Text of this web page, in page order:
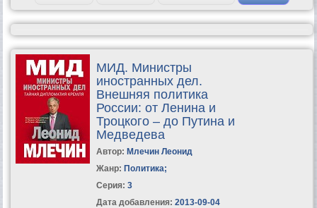
МИД. Министры
иностранных дел.
Внешняя политика
России: от Ленина и
Троцкого – до Путина и
Медведева
Автор: Млечин Леонид
Жанр: Политика;
Серия: 3
Дата добавления: 2013-09-04